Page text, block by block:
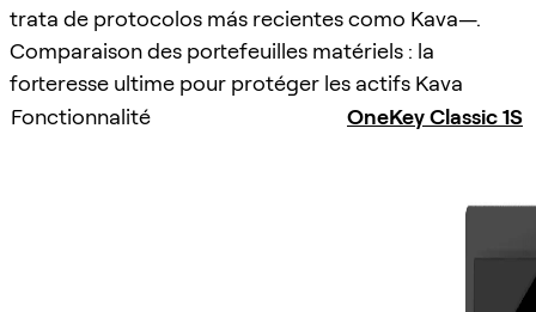
trata de protocolos más recientes como Kava—.
Comparaison des portefeuilles matériels : la
forteresse ultime pour protéger les actifs Kava
Fonctionnalité
OneKey Classic 1S